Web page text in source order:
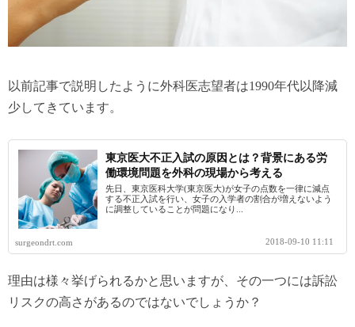
以前記事で説明したように外科医志望者は1990年代以降減
少してきています。
東京医大不正入試の原因とは？背景にある労
働環境問題を外科の現場から考える
先日、東京医科大学(東京医大)が女子の点数を一律に減点
する不正入試を行い、女子の入学者の割合が増えないよう
に調整していることが問題になり...
surgeondrt.com 2018-09-10 11:11
理由は様々挙げられるかと思いますが、その一つには訴訟
リスクの高さがあるのではないでしょうか？